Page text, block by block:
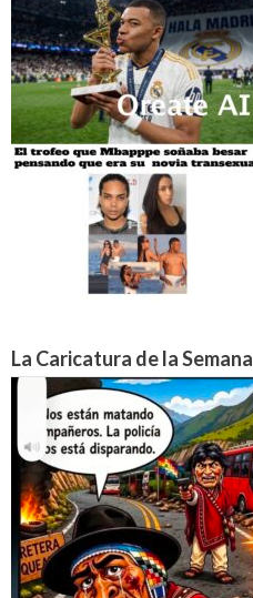
La Caricatura de la Semana